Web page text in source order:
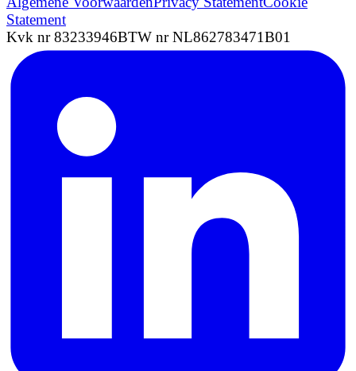
Statement
Kvk nr 83233946BTW nr NL862783471B01